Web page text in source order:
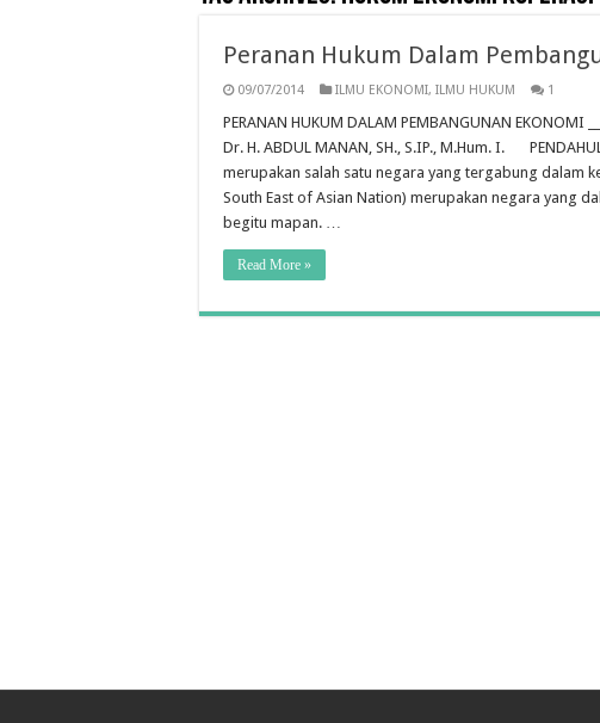
Peranan Hukum Dalam
09/07/2014 ILMU EKONOMI, ILMU HUKUM 1
PERANAN HUKUM DALAM PEMBANGUNAN EKONOMI
Dr. H. ABDUL MANAN, SH., S.IP., M.Hum. I.
merupakan salah satu negara yang tergabung dalam
South East of Asian Nation) merupakan negara yang
begitu mapan. …
Read More »